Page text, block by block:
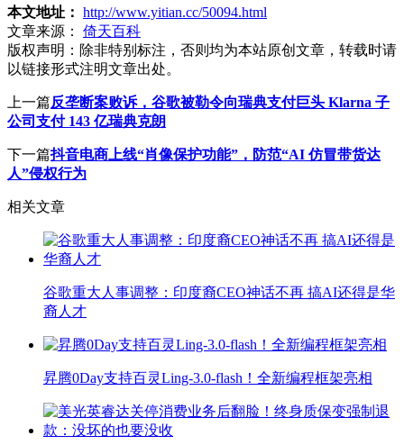
本文地址： http://www.yitian.cc/50094.html
文章来源：
倚天百科
版权声明： 除非特别标注，否则均为本站原创文章，转载时请
以链接形式注明文章出处。
上一篇反垄断案败诉，谷歌被勒令向瑞典支付巨头 Klarna 子
公司支付 143 亿瑞典克朗
下一篇抖音电商上线“肖像保护功能”，防范“AI 仿冒带货达
人”侵权行为
相关文章
谷歌重大人事调整：印度裔CEO神话不再 搞AI还得是华
裔人才
昇腾0Day支持百灵Ling-3.0-flash！全新编程框架亮相